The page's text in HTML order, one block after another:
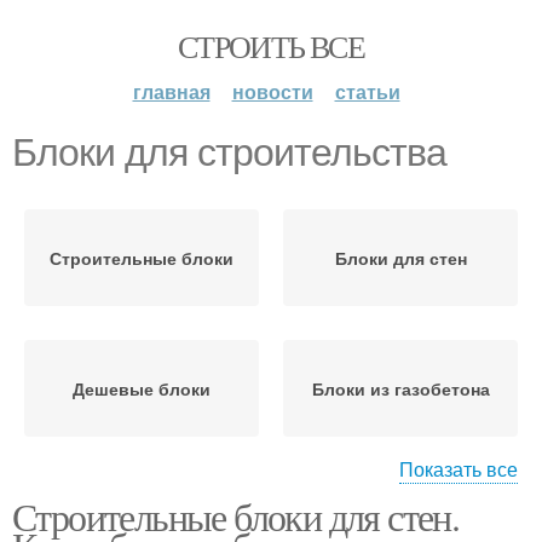
СТРОИТЬ ВСЕ
главная новости статьи
Блоки для строительства
Строительные блоки Блоки для стен
Дешевые блоки Блоки из газобетона
Блоки из пенобетона Керамические блоки
Показать все
Строительные блоки для стен.